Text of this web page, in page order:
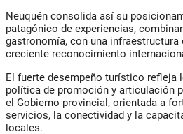
Neuquén consolida así su
patagónico de experiencias,
gastronomía, con una infraestructura
creciente reconocimiento
El fuerte desempeño turístico refleja
política de promoción y articulación
el Gobierno provincial, orientada a
servicios, la conectividad y la
locales.